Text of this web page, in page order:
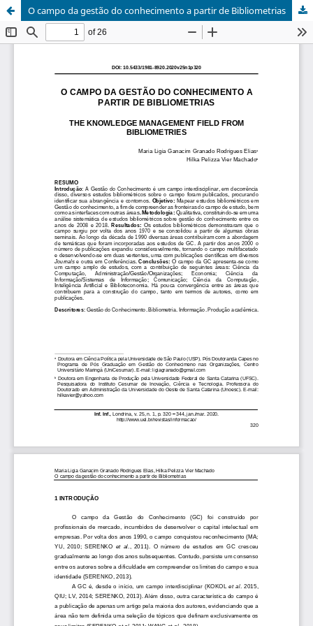
O campo da gestão do conhecimento a partir de Bibliometrias